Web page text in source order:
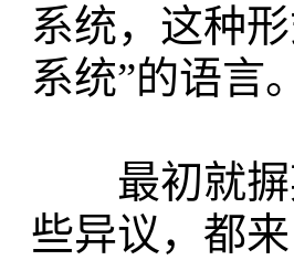
系统，这种
系统”的语言。
最初就摒
些异议，都